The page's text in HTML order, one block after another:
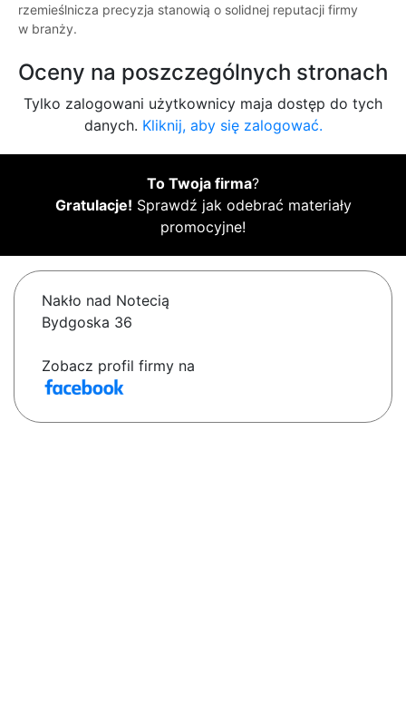
rzemieślnicza precyzja stanowią o solidnej reputacji firmy
w branży.
Oceny na poszczególnych stronach
Tylko zalogowani użytkownicy maja dostęp do tych
danych. Kliknij, aby się zalogować.
To Twoja firma?
Gratulacje! Sprawdź jak odebrać materiały
promocyjne!
Nakło nad Notecią
Bydgoska 36
Zobacz profil firmy na